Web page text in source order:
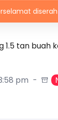
diserah
1.5 tan buah
pm